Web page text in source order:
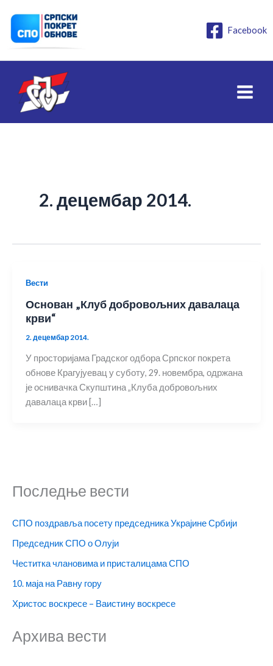
садржај
Facebook
2. децембар 2014.
Вести
Основан „Клуб добровољних давалаца
крви“
2. децембар 2014.
У просторијама Градског одбора Српског покрета
обнове Крагујуевац у суботу, 29. новембра, одржана
је оснивачка Скупштина „Клуба добровољних
давалаца крви […]
Последње вести
СПО поздравља посету председника Украјине Србији
Председник СПО о Олуји
Честитка члановима и присталицама СПО
10. маја на Равну гору
Христос воскресе – Ваистину воскресе
Архива вести